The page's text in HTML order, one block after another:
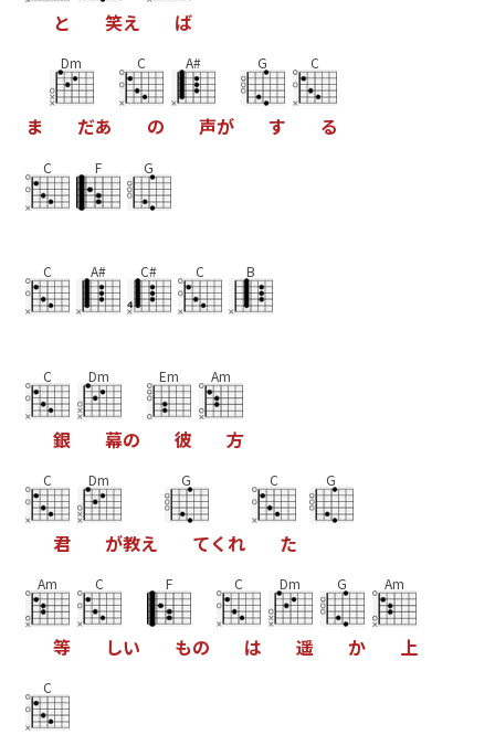
と 笑え ば
ま
Dm
だあ
C
の
A#
声が
G
す
C
る
C F G
C A# C# C B
C
銀
Dm
幕の
Em
彼
Am
方
C
君
Dm
が教え
G
てく れ
C
た
G
Am
等
C
しい
F
もの
C
は
Dm
遥
G
か
Am
上
C